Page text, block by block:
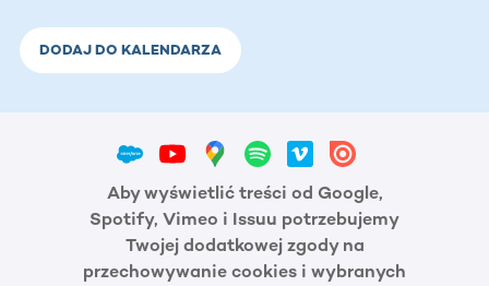
DODAJ DO KALENDARZA
Aby wyświetlić treści od Google,
Spotify, Vimeo i Issuu potrzebujemy
Twojej dodatkowej zgody na
przechowywanie cookies i wybranych